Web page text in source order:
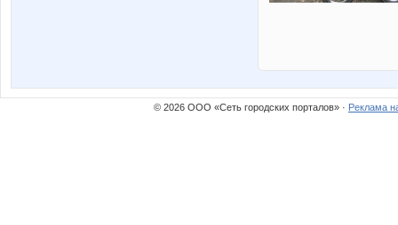
© 2026 ООО «Сеть городских порталов» · Реклама